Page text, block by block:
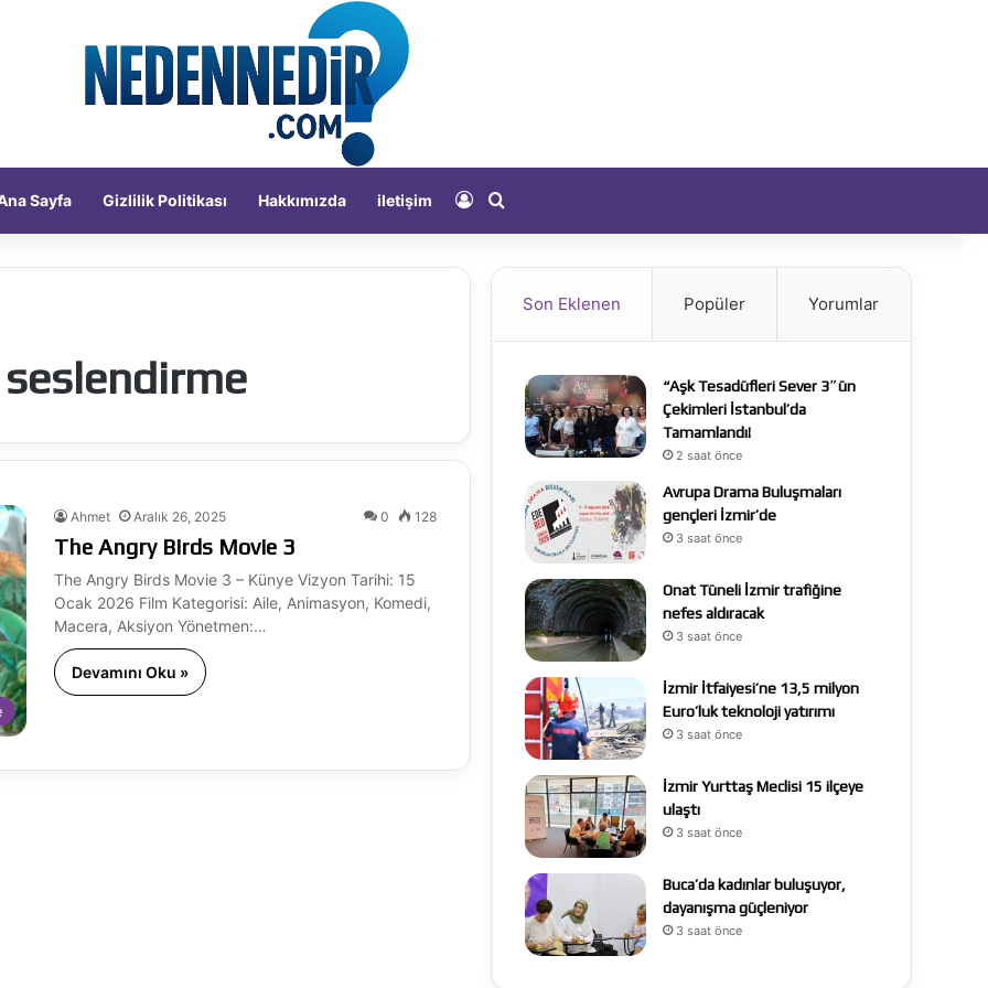
Sayfa Gizlilik Politikası Hakkımızda iletişim Kayıt Ol
Ahmet Aralık 26, 2025 0 128
The Angry Birds Movie 3
The Angry Birds Movie 3 – Künye Vizyon Tarihi: 15
Ocak 2026 Film Kategorisi: Aile, Animasyon, Komedi,
Macera, Aksiyon Yönetmen:…
Devamını Oku »
Son Eklenen Popüler Yorumlar
“Aşk Tesadüfleri Sever 3″ün
Çekimleri İstanbul’da
Tamamlandı!
2 saat önce
Avrupa Drama Buluşmaları
gençleri İzmir’de
3 saat önce
Onat Tüneli İzmir trafiğine
nefes aldıracak
3 saat önce
İzmir İtfaiyesi’ne 13,5 milyon
Euro’luk teknoloji yatırımı
3 saat önce
İzmir Yurttaş Meclisi 15 ilçeye
ulaştı
3 saat önce
Buca’da kadınlar buluşuyor,
dayanışma güçleniyor
3 saat önce